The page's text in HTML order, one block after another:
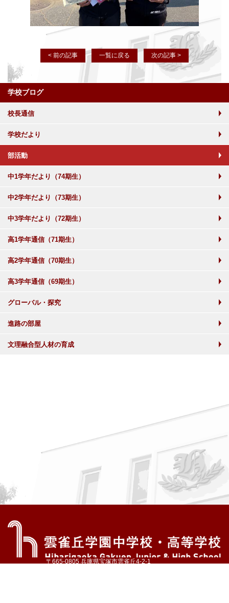
< 前の記事 一覧に戻る 次の記事 >
学校ブログ
校長通信
学校だより
部活動
中1学年だより（74期生）
中2学年だより（73期生）
中3学年だより（72期生）
高1学年通信（71期生）
高2学年通信（70期生）
高3学年通信（69期生）
グローバル・探究
進路の部屋
文理融合型人材の育成
〒665-0805 兵庫県宝塚市雲雀丘4-2-1